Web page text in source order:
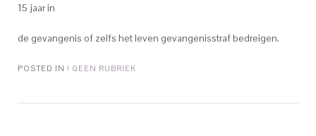
15 jaar in
erectie medicijnen kopen
de gevangenis of zelfs het leven gevangenisstraf bedreigen.
POSTED IN ! GEEN RUBRIEK